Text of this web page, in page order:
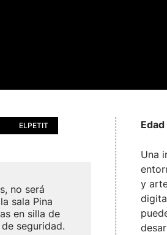
ELPETIT
no será
sala Pina
en silla de
seguridad.
Una
y